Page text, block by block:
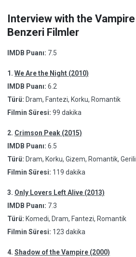
Interview with the
Benzeri Filmler
IMDB Puanı: 7.5
1. We Are the Night (2010)
IMDB Puanı: 6.2
Türü: Dram, Fantezi, Korku, Romantik
Filmin Süresi: 99 dakika
2. Crimson Peak (2015)
IMDB Puanı: 6.5
Türü: Dram, Korku, Gizem, Romantik,
Filmin Süresi: 119 dakika
3. Only Lovers Left Alive (2013)
IMDB Puanı: 7.3
Türü: Komedi, Dram, Fantezi, Romantik
Filmin Süresi: 123 dakika
4. Shadow of the Vampire (2000)